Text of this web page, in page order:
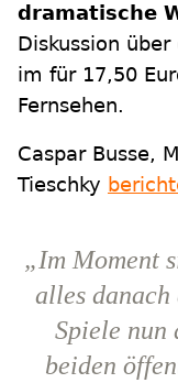
dramatische
Diskussion
im für 17,50
Fernsehen.
Caspar Busse,
Tieschky
„Im Moment
alles danach
Spiele nun
beiden